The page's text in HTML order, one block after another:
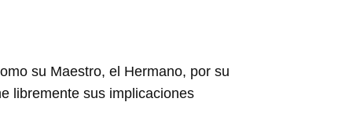
su Maestro, el Hermano, por su
libremente sus implicaciones